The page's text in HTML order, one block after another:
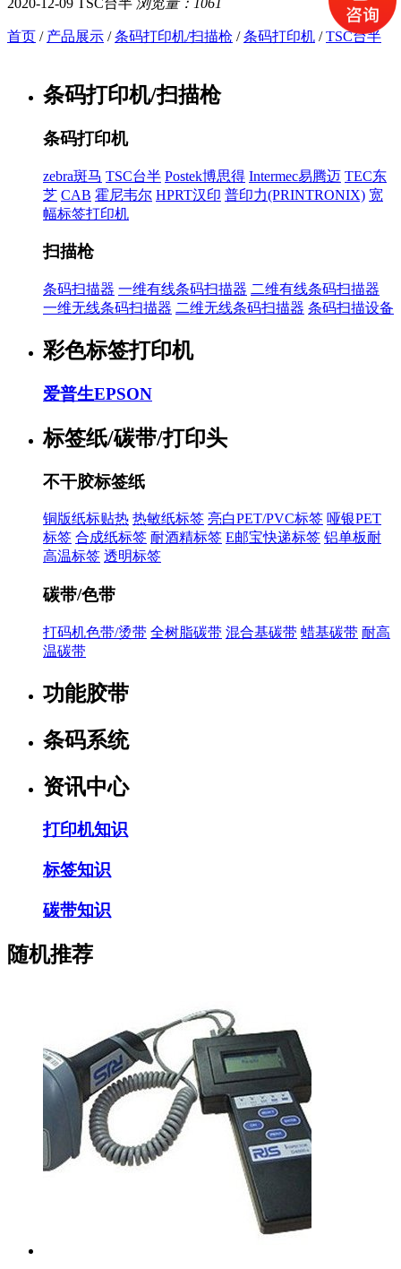
2020-12-09 TSC台半 浏览量：1061
首页 / 产品展示 /条码打印机/扫描枪 /条码打印机 /TSC台半
条码打印机/扫描枪
条码打印机
zebra斑马 TSC台半 Postek博思得 Intermec易腾迈 TEC东
芝 CAB 霍尼韦尔 HPRT汉印 普印力(PRINTRONIX) 宽
幅标签打印机
扫描枪
条码扫描器 一维有线条码扫描器 二维有线条码扫描器
一维无线条码扫描器 二维无线条码扫描器 条码扫描设备
彩色标签打印机
爱普生EPSON
标签纸/碳带/打印头
不干胶标签纸
铜版纸标贴热 热敏纸标签 亮白PET/PVC标签 哑银PET
标签 合成纸标签 耐酒精标签 E邮宝快递标签 铝单板耐
高温标签 透明标签
碳带/色带
打码机色带/烫带 全树脂碳带 混合基碳带 蜡基碳带 耐高
温碳带
功能胶带
条码系统
资讯中心
打印机知识
标签知识
碳带知识
随机推荐